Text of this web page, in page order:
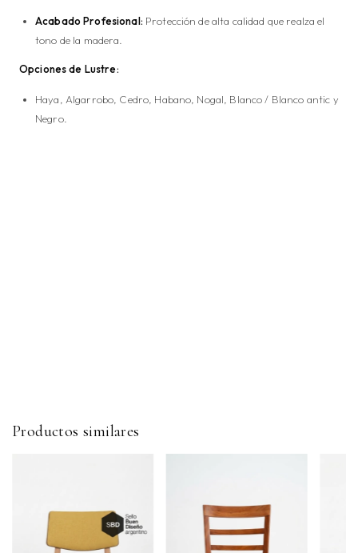
Acabado Profesional: Protección de alta calidad que realza el
tono de la madera.
Opciones de Lustre:
Haya, Algarrobo, Cedro, Habano, Nogal, Blanco / Blanco antic y
Negro.
Productos similares